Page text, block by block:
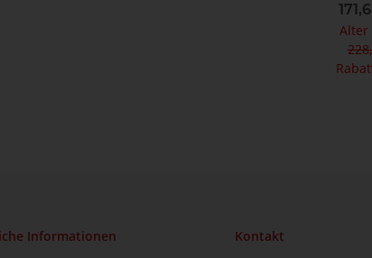
Alter
Informationen
Kontakt